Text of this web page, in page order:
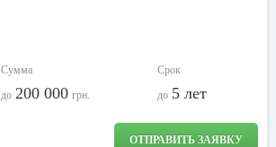
Сумма
до 200 000 грн.
Срок
до 5 лет
ОТПРАВИТЬ ЗАЯВКУ